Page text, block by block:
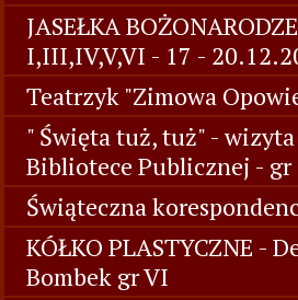
JASEŁKA
I,III,IV,V,VI - 17 -
Teatrzyk "Zimowa
" Święta tuż, tuż" -
Bibliotece Publicznej -
Świąteczna
KÓŁKO PLASTYCZNE -
Bombek gr VI